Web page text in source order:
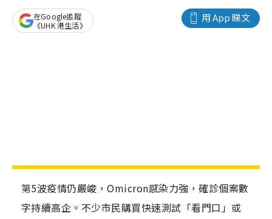
用 App 睇文
在Google追蹤
《UHK 港生活》
第5波疫情仍嚴峻，Omicron感染力強，確診個案數
字持續高企。不少市民購買快速測試「看門口」或